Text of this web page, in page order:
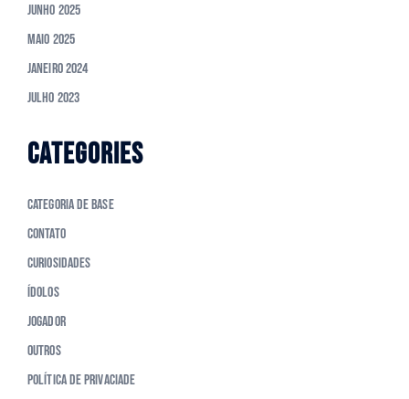
Junho 2025
Maio 2025
Janeiro 2024
Julho 2023
CATEGORIES
Categoria de Base
Contato
Curiosidades
Ídolos
Jogador
Outros
Política de Privaciade